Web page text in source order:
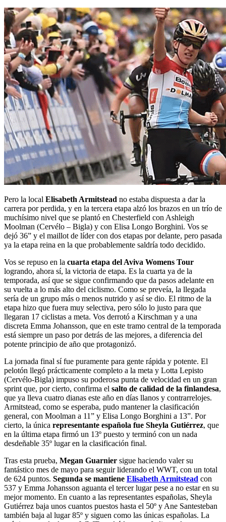
Pero la local Elisabeth Armitstead no estaba dispuesta a dar la
carrera por perdida, y en la tercera etapa alzó los brazos en un trío de
muchísimo nivel que se plantó en Chesterfield con Ashleigh
Moolman (Cervélo – Bigla) y con Elisa Longo Borghini. Vos se
dejó 36” y el maillot de líder con dos etapas por delante, pero pasada
ya la etapa reina en la que probablemente saldría todo decidido.
Vos se repuso en la cuarta etapa del Aviva Womens Tour
logrando, ahora sí, la victoria de etapa. Es la cuarta ya de la
temporada, así que se sigue confirmando que da pasos adelante en
su vuelta a lo más alto del ciclismo. Como se preveía, la llegada
sería de un grupo más o menos nutrido y así se dio. El ritmo de la
etapa hizo que fuera muy selectiva, pero sólo lo justo para que
llegaran 17 ciclistas a meta. Vos derrotó a Kirschman y a una
discreta Emma Johansson, que en este tramo central de la temporada
está siempre un paso por detrás de las mejores, a diferencia del
potente principio de año que protagonizó.
La jornada final sí fue puramente para gente rápida y potente. El
pelotón llegó prácticamente completo a la meta y Lotta Lepisto
(Cervélo-Bigla) impuso su poderosa punta de velocidad en un gran
sprint que, por cierto, confirma el salto de calidad de la finlandesa,
que ya lleva cuatro dianas este año en días llanos y contrarrelojes.
Armitstead, como se esperaba, pudo mantener la clasificación
general, con Moolman a 11” y Elisa Longo Borghini a 13”. Por
cierto, la única representante española fue Sheyla Gutiérrez, que
en la última etapa firmó un 13º puesto y terminó con un nada
desdeñable 35º lugar en la clasificación final.
Tras esta prueba, Megan Guarnier sigue haciendo valer su
fantástico mes de mayo para seguir liderando el WWT, con un total
de 624 puntos. Segunda se mantiene Elisabeth Armitstead con
537 y Emma Johansson aguanta el tercer lugar pese a no estar en su
mejor momento. En cuanto a las representantes españolas, Sheyla
Gutiérrez baja unos cuantos puestos hasta el 50º y Ane Santesteban
también baja al lugar 85º y siguen como las únicas españolas. La